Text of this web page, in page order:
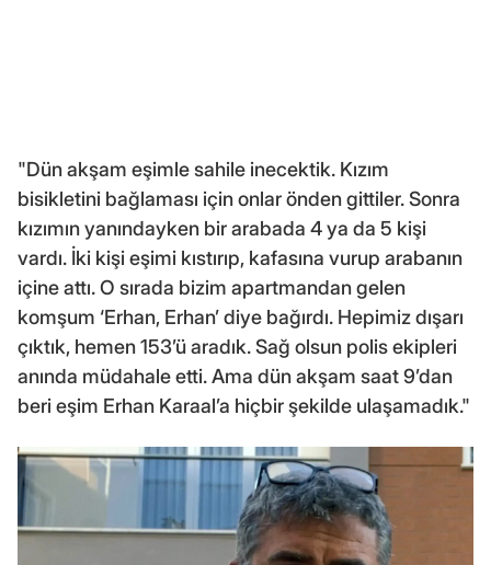
"Dün akşam eşimle sahile inecektik. Kızım
bisikletini bağlaması için onlar önden gittiler. Sonra
kızımın yanındayken bir arabada 4 ya da 5 kişi
vardı. İki kişi eşimi kıstırıp, kafasına vurup arabanın
içine attı. O sırada bizim apartmandan gelen
komşum ‘Erhan, Erhan’ diye bağırdı. Hepimiz dışarı
çıktık, hemen 153’ü aradık. Sağ olsun polis ekipleri
anında müdahale etti. Ama dün akşam saat 9’dan
beri eşim Erhan Karaal’a hiçbir şekilde ulaşamadık."